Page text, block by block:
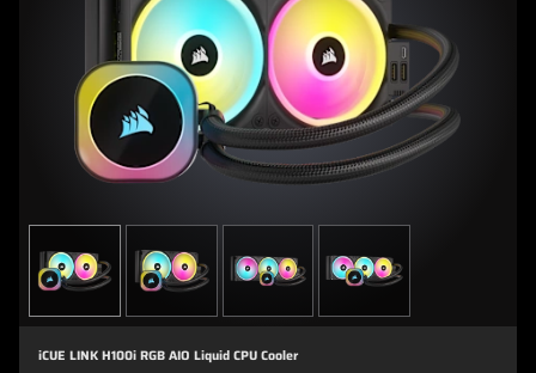
iCUE LINK H100i RGB AIO Liquid CPU Cooler